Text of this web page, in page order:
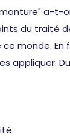
a-t-
du traité
monde.
appliquer.